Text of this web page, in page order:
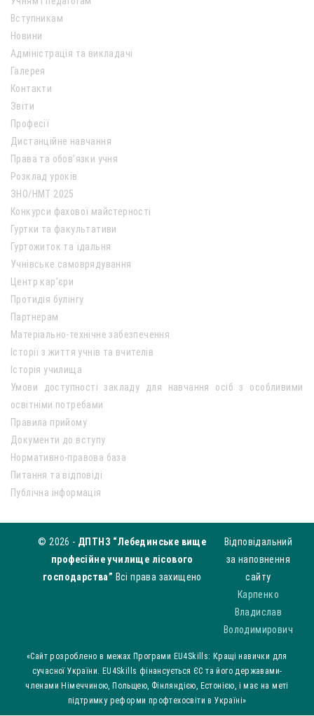
Вступникам
Новини
Адміністрація та викладачі
Галерея
Контакти
Звіти
Професії
Дистанційне навчання
Права та обов’язки учня
Розклад уроків
ЗНО/НМТ 2025
Конкурси фахової майстерності
Гуртки та факультативи
Гуртожиток та їдальня
Учнівське самоврядування
Центр кар’єри
Протидія булінгу
Партнерам
Матеріально-технічне забезпечення
Історії з життя учнів та вчителів
Історія училища
Умови доступності закладу для навчання осіб з особливими
освітніми потребами
Правила прийому
Документи до вступу
Нормативно-правова база
Питання та відповіді
Публічна інформація
© 2026 - ДПТНЗ “Лебединське вище
професійне училище лісового
господарства” Всі права захищено
Відповідальний
за наповнення
сайту
Карпенко
Владислав
Володимирович
«Сайт розроблено в межах Програми EU4Skills: Кращі навички для
сучасної України. EU4Skills фінансується ЄС та його державами-
членами Німеччиною, Польщею, Фінляндією, Естонією, і має на меті
підтримку реформи профтехосвіти в Україні»